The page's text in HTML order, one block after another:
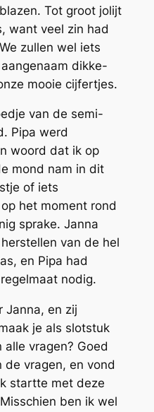
Tot groot jolijt
want veel zin had
zullen wel iets
dikke-
mooie cijfertjes.
van de semi-
Pipa werd
woord dat ik op
mond nam in dit
of iets
het moment rond
sprake. Janna
van de hel
en Pipa had
nodig.
Janna, en zij
je als slotstuk
vragen? Goed
de vragen, en vond
startte met deze
ben ik wel